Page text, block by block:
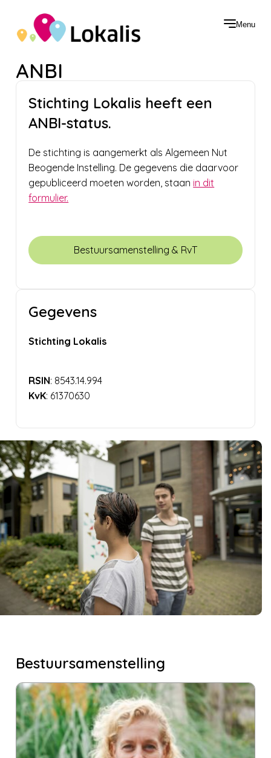
Menu
ANBI
Stichting Lokalis heeft een
ANBI-status.
De stichting is aangemerkt als Algemeen Nut
Beogende Instelling. De gegevens die daarvoor
gepubliceerd moeten worden, staan in dit
formulier.
Bestuursamenstelling & RvT
Gegevens
Stichting Lokalis
RSIN: 8543.14.994
KvK: 61370630
Bestuursamenstelling